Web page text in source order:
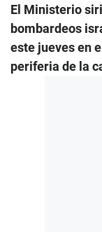
El Ministerio
bombardeos
este jueves en
periferia de la